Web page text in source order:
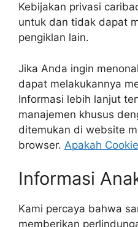
Kebijakan privasi
untuk dan tidak dapat
pengiklan lain.
Jika Anda ingin
dapat melakukannya
Informasi lebih lanjut
manajemen khusus
ditemukan di website
browser. Apakah
Informasi
Kami percaya bahwa
memberikan